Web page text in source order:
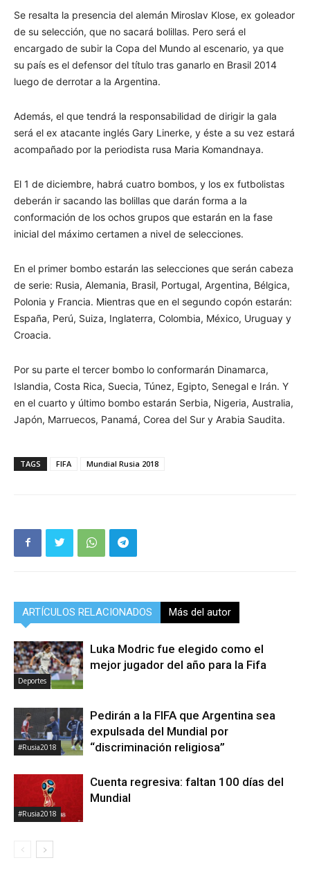
Se resalta la presencia del alemán Miroslav Klose, ex goleador
de su selección, que no sacará bolillas. Pero será el
encargado de subir la Copa del Mundo al escenario, ya que
su país es el defensor del título tras ganarlo en Brasil 2014
luego de derrotar a la Argentina.
Además, el que tendrá la responsabilidad de dirigir la gala
será el ex atacante inglés Gary Linerke, y éste a su vez estará
acompañado por la periodista rusa Maria Komandnaya.
El 1 de diciembre, habrá cuatro bombos, y los ex futbolistas
deberán ir sacando las bolillas que darán forma a la
conformación de los ochos grupos que estarán en la fase
inicial del máximo certamen a nivel de selecciones.
En el primer bombo estarán las selecciones que serán cabeza
de serie: Rusia, Alemania, Brasil, Portugal, Argentina, Bélgica,
Polonia y Francia. Mientras que en el segundo copón estarán:
España, Perú, Suiza, Inglaterra, Colombia, México, Uruguay y
Croacia.
Por su parte el tercer bombo lo conformarán Dinamarca,
Islandia, Costa Rica, Suecia, Túnez, Egipto, Senegal e Irán. Y
en el cuarto y último bombo estarán Serbia, Nigeria, Australia,
Japón, Marruecos, Panamá, Corea del Sur y Arabia Saudita.
TAGS FIFA Mundial Rusia 2018
ARTÍCULOS RELACIONADOS Más del autor
Deportes
Luka Modric fue elegido como el
mejor jugador del año para la Fifa
#Rusia2018
Pedirán a la FIFA que Argentina sea
expulsada del Mundial por
“discriminación religiosa”
#Rusia2018
Cuenta regresiva: faltan 100 días del
Mundial